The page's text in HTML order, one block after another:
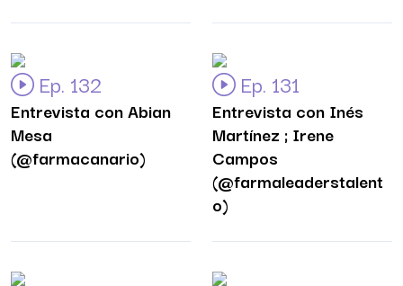
Ep. 132
Entrevista con Abian
Mesa
(@farmacanario)
Ep. 131
Entrevista con Inés
Martínez ; Irene
Campos
(@farmaleaderstalent
o)